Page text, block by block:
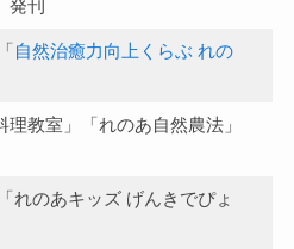
発刊
自然治癒力向上くらぶ れの
理教室」「れのあ自然農法」
れのあキッズ げんきでぴょ